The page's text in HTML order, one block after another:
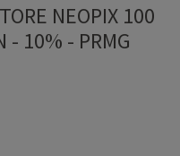
NEOPIX 100
- 10% - PRMG